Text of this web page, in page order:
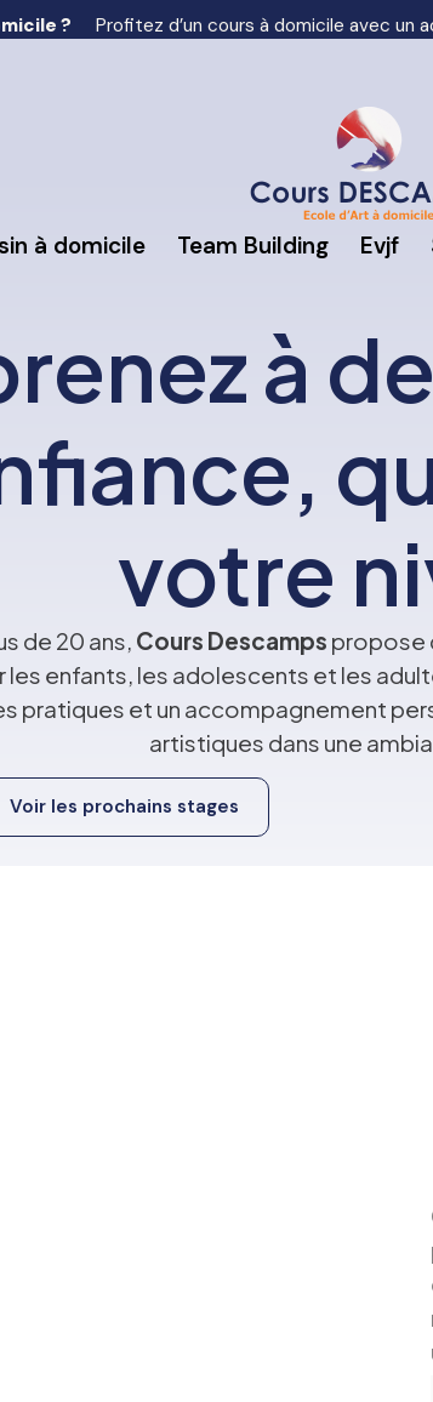
? Profitez d’un cours à domicile avec un
à domicile Team Building Evjf
à
votre
de 20 ans, Cours Descamps propose
les enfants, les adolescents et les
pratiques et un accompagnement
artistiques dans une
Voir les prochains stages